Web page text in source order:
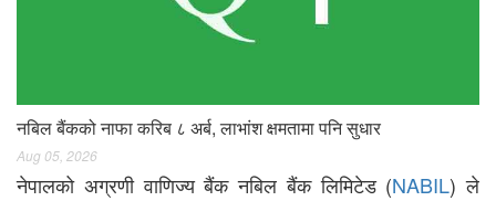
नबिल बैंकको नाफा करिब ८ अर्ब, लाभांश क्षमतामा पनि सुधार
Aug 05, 2026
नेपालको अग्रणी वाणिज्य बैंक नबिल बैंक लिमिटेड (NABIL) ले